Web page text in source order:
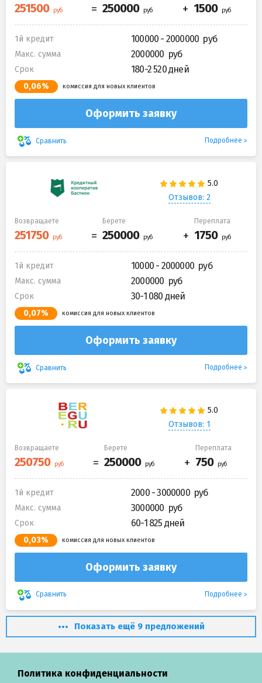
1й кредит 100000 - 2000000
Макс. сумма 2000000
Срок 180-2 520 дней
0,06% комиссия для новых клиентов
Оформить заявку
Сравнить Подробнее
Отзывов: 2
Возвращаете Берете Переплата
1й кредит 10000 - 2000000
Макс. сумма 2000000
Срок 30-1 080 дней
0,07% комиссия для новых клиентов
Оформить заявку
Сравнить Подробнее
Отзывов: 1
Возвращаете Берете Переплата
1й кредит 2000 - 3000000
Макс. сумма 3000000
Срок 60-1 825 дней
0,03% комиссия для новых клиентов
Оформить заявку
Сравнить Подробнее
Показать ещё 9 предложений
Политика конфиденциальности